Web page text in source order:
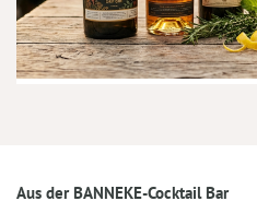
Aus der BANNEKE-Cocktail Bar